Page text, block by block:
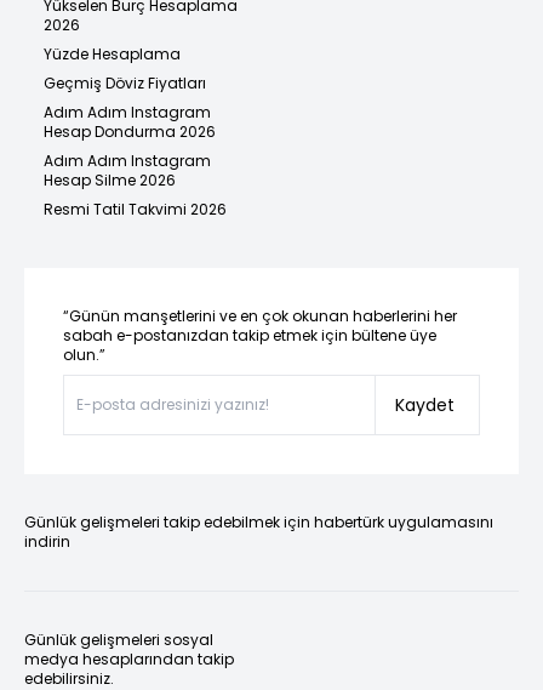
Yükselen Burç Hesaplama
2026
Yüzde Hesaplama
Geçmiş Döviz Fiyatları
Adım Adım Instagram
Hesap Dondurma 2026
Adım Adım Instagram
Hesap Silme 2026
Resmi Tatil Takvimi 2026
“Günün manşetlerini ve en çok okunan haberlerini her
sabah e-postanızdan takip etmek için bültene üye
olun.”
Kaydet
Günlük gelişmeleri takip edebilmek için habertürk uygulamasını
indirin
Günlük gelişmeleri sosyal
medya hesaplarından takip
edebilirsiniz.